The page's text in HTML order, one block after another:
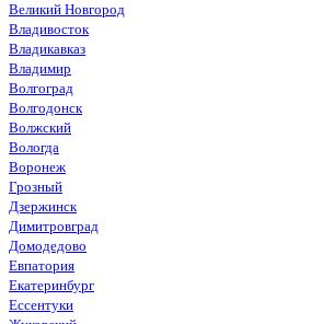
Великий Новгород
Владивосток
Владикавказ
Владимир
Волгоград
Волгодонск
Волжский
Вологда
Воронеж
Грозный
Дзержинск
Димитровград
Домодедово
Евпатория
Екатеринбург
Ессентуки